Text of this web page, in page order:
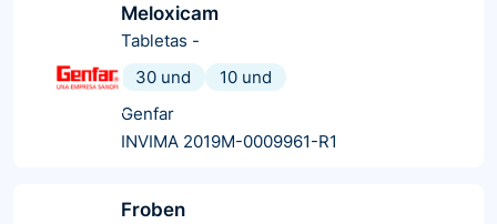
Meloxicam
Tabletas -
30 und
10 und
Genfar
INVIMA 2019M-0009961-R1
Froben